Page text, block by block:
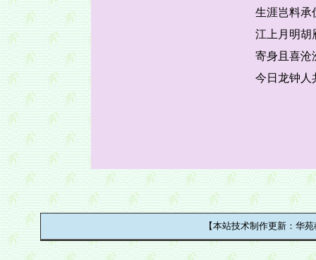
生涯岂料承
江上月明胡
寄身且喜沧
今日龙钟人
【本站技术制作更新：华